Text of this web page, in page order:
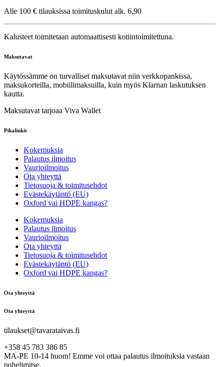
Alle 100 € tilauksissa toimituskulut alk. 6,90
Kalusteet toimitetaan automaattisesti kotiintoimitettuna.
Maksutavat
Käytössämme on turvalliset maksutavat niin verkkopankissa,
maksukorteilla, mobiilimaksuilla, kuin myös Klarnan laskutuksen
kautta.
Maksutavat tarjoaa Viva Wallet
Pikalinkit
Kokemuksia
Palautus ilmoitus
Vaurioilmoitus
Ota yhteyttä
Tietosuoja & toimitusehdot
Evästekäytäntö (EU)
Oxford vai HDPE kangas?
Kokemuksia
Palautus ilmoitus
Vaurioilmoitus
Ota yhteyttä
Tietosuoja & toimitusehdot
Evästekäytäntö (EU)
Oxford vai HDPE kangas?
Ota yhteyttä
Ota yhteyttä
tilaukset@tavarataivas.fi
+358 45 783 386 85
MA-PE 10-14 huom! Emme voi ottaa palautus ilmoituksia vastaan
puhelimitse.